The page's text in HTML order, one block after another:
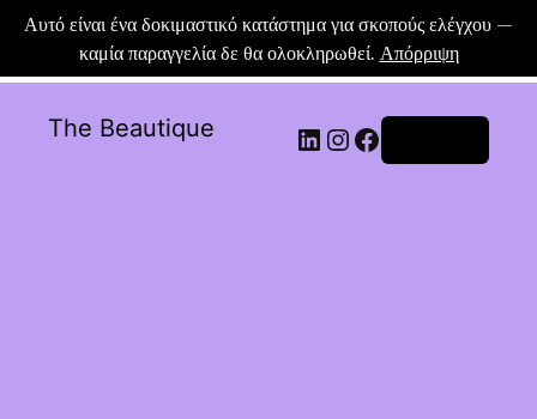
Αυτό είναι ένα δοκιμαστικό κατάστημα για σκοπούς ελέγχου —
καμία παραγγελία δε θα ολοκληρωθεί. Απόρριψη
The Beautique